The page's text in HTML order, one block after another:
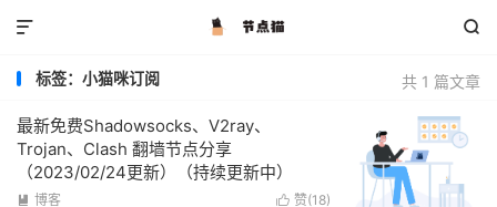


共 1 篇文章
标签：小猫咪订阅
最新免费Shadowsocks、V2ray、
Trojan、Clash 翻墙节点分享
（2023/02/24更新）（持续更新中）
 赞(18)
 博客